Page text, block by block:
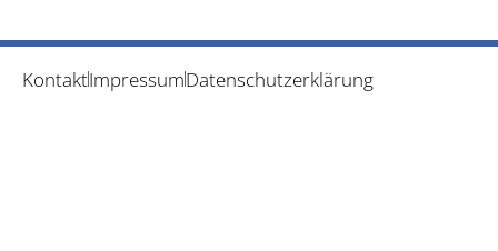
KontaktImpressumDatenschutzerklärung